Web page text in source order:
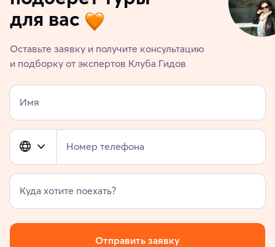
для вас
Оставьте заявку и получите консультацию
и подборку от экспертов Клуба Гидов
Имя
Номер телефона
Куда хотите поехать?
Отправить заявку